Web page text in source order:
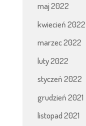
maj 2022
kwiecień 2022
marzec 2022
luty 2022
styczeń 2022
grudzień 2021
listopad 2021